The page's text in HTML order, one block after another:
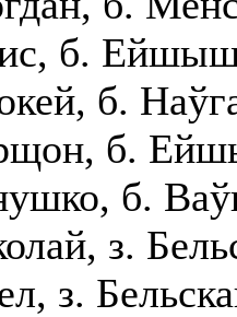
б.
б.
б.
б.
з.
з.